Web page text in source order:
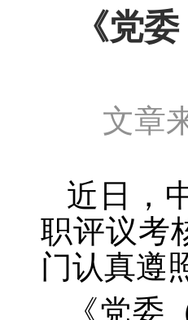
《党
文章
近日，
职评议考
门认真遵
《党